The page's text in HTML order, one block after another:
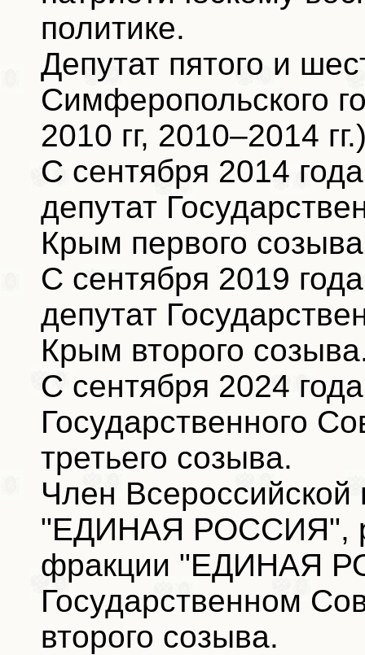
политике.
Депутат пятого и
Симферопольского
2010 гг, 2010–2014
С сентября 2014
депутат
Крым первого
С сентября 2019
депутат
Крым второго
С сентября 2024
Государственного
третьего созыва.
Член Всероссийской
"ЕДИНАЯ РОССИЯ",
фракции "ЕДИНАЯ
Государственном
второго созыва.